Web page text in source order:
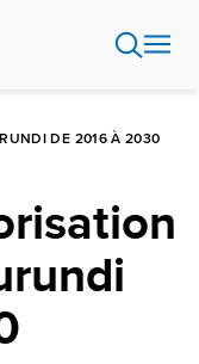
DE 2016 À 2030